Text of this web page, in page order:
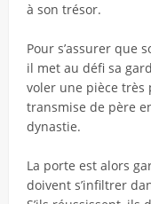
à son trésor.
Pour s’assurer que
il met au défi sa
voler une pièce très
transmise de père
dynastie.
La porte est alors
doivent s’infiltrer